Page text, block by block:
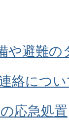
や避難の
絡につ
応急処置